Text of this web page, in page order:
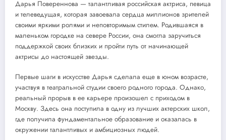
Дарья Повереннова — талантливая российская актриса, певица
и телеведущая, которая завоевала сердца миллионов зрителей
своими яркими ролями и неповторимым стилем. Родившаяся в
маленьком городке на севере России, она смогла заручиться
поддержкой своих близких и пройти путь от начинающей
актрисы до настоящей звезды.
Первые шаги в искусстве Дарья сделала еще в юном возрасте,
участвуя в театральной студии своего родного города. Однако,
реальный прорыв в ее карьере произошел с приходом в
Москву. Здесь она поступила в одну из лучших актерских школ,
где получила фундаментальное образование и оказалась в
окружении талантливых и амбициозных людей.